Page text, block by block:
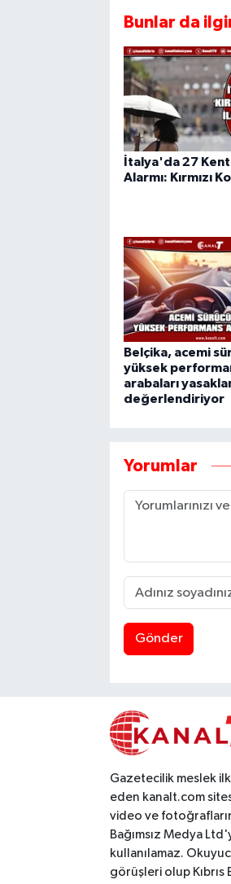
Bunlar da
İtalya'da 27
Alarmı: Kırmızı
Belçika, acemi
yüksek
arabaları
değerlendiriyor
Yorumlar
Gönder
Gazetecilik meslek
eden kanalt.com
video ve
Bağımsız Medya
kullanılamaz.
görüşleri olup Kıbrıs